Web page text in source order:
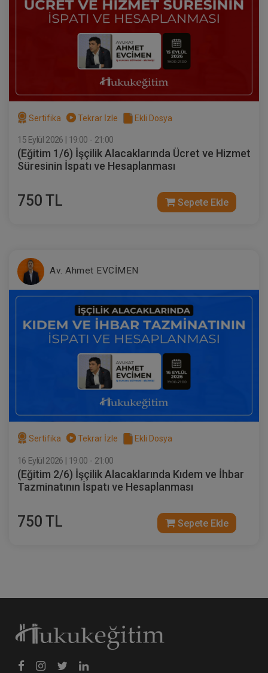
Tekrar İzle
VII. TİCARET HUKUKU KONGRESİ (Erken
Kayıt İndirimli)
480
1000 TL Sepete Ekle
Sertifika Tekrar İzle Ekli Dosya
15 Eylül 2026 | 19:00 - 21:00
(Eğitim 1/6) İşçilik Alacaklarında Ücret ve Hizmet
Süresinin İspatı ve Hesaplanması
750 TL Sepete Ekle
Av. Ahmet EVCİMEN
Sertifika Tekrar İzle Ekli Dosya
16 Eylül 2026 | 19:00 - 21:00
(Eğitim 2/6) İşçilik Alacaklarında Kıdem ve İhbar
Tazminatının İspatı ve Hesaplanması
750 TL Sepete Ekle